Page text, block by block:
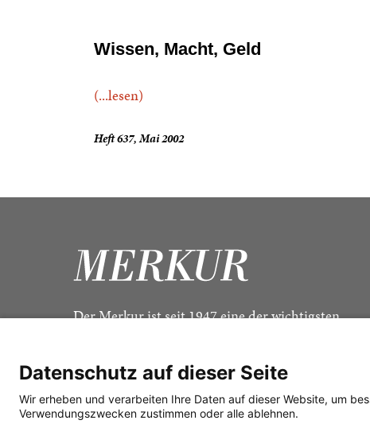
Wissen, Macht, Geld
(...lesen)
Heft 637, Mai 2002
Der Merkur ist seit 1947 eine der wichtigsten
Datenschutz auf dieser Seite
Wir erheben und verarbeiten Ihre Daten auf dieser Website, um
Verwendungszwecken zustimmen oder alle ablehnen.